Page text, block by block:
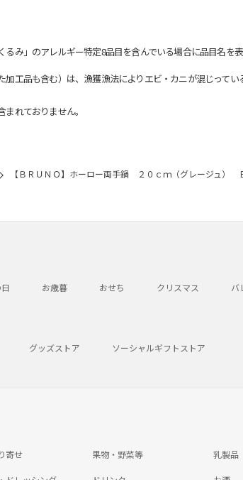
み」のアレルギー特定8品目を含んでいる場合に品目名を表
工品も含む）は、漁獲漁法によりエビ・カニが混じって
れておりません。
【ＢＲＵＮＯ】ホーロー両手鍋 ２０ｃｍ（グレージュ）
お歳暮 おせち クリスマス バ
グッズストア ソーシャルギフトストア
寄せ 果物・野菜等 乳製品